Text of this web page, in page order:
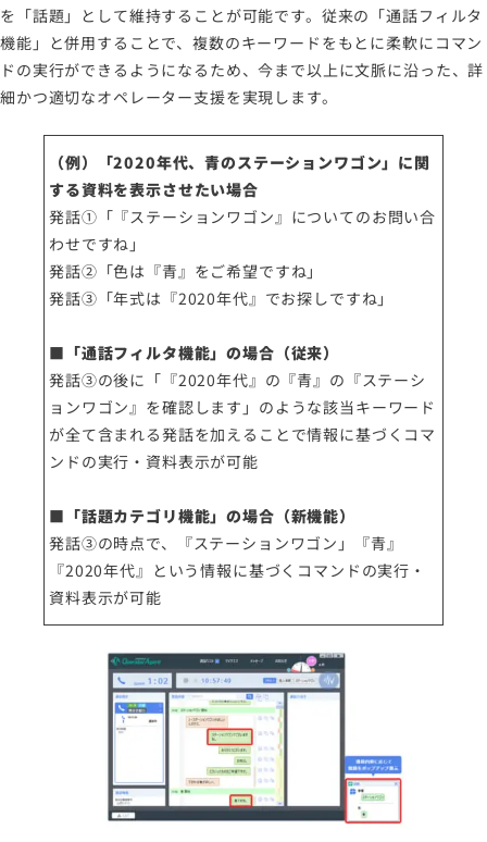
を「話題」として維持することが可能です。従来の「通話フィルタ
機能」と併用することで、複数のキーワードをもとに柔軟にコマン
ドの実行ができるようになるため、今まで以上に文脈に沿った、詳
細かつ適切なオペレーター支援を実現します。
（例）「2020年代、青のステーションワゴン」に関
する資料を表示させたい場合
発話①「『ステーションワゴン』についてのお問い合
わせですね」
発話②「色は『青』をご希望ですね」
発話③「年式は『2020年代』でお探しですね」
■「通話フィルタ機能」の場合（従来）
発話③の後に「『2020年代』の『青』の『ステーシ
ョンワゴン』を確認します」のような該当キーワード
が全て含まれる発話を加えることで情報に基づくコマ
ンドの実行・資料表示が可能
■「話題カテゴリ機能」の場合（新機能）
発話③の時点で、『ステーションワゴン」『青』
『2020年代』という情報に基づくコマンドの実行・
資料表示が可能